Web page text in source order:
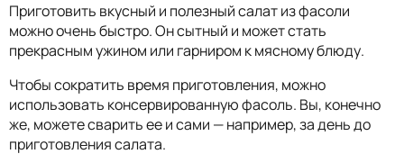
Приготовить вкусный и полезный салат из фасоли
можно очень быстро. Он сытный и может стать
прекрасным ужином или гарниром к мясному блюду.
Чтобы сократить время приготовления, можно
использовать консервированную фасоль. Вы, конечно
же, можете сварить ее и сами — например, за день до
приготовления салата.